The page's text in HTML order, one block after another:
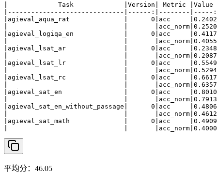
|
|                              |
|agieval_logiqa_en             |      0|acc
|                              |
|agieval_lsat_ar               |      0|acc
|                              |
|agieval_lsat_lr
|                              |
|agieval_lsat_rc               |      0|acc
|                              |
|agieval_sat_en                |      0|acc
|                              |
|agieval_sat_en_without_passage|      0|acc
|                              |
|agieval_sat_math              |      0|acc
|                              |
平均分：46.05